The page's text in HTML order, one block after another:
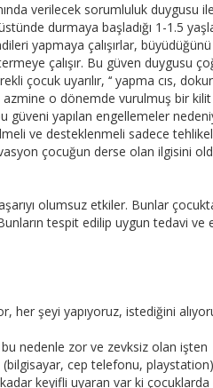
verilecek sorumluluk duygusu
durmaya başladığı 1-1.5
yapmaya çalışırlar, büyüdüğünü
çalışır. Bu güven duygusu
çocuk uyarılır, ‘‘ yapma cıs,
azmine o dönemde vurulmuş bir
güveni yapılan engellemeler
ve desteklenmeli sadece
çocuğun derse olan ilgisini
olumsuz etkiler. Bunlar
tespit edilip uygun tedavi ve
her şeyi yapıyoruz, istediğini
nedenle zor ve zevksiz olan işten
(bilgisayar, cep telefonu,
keyifli uyaran var ki çocuklarda